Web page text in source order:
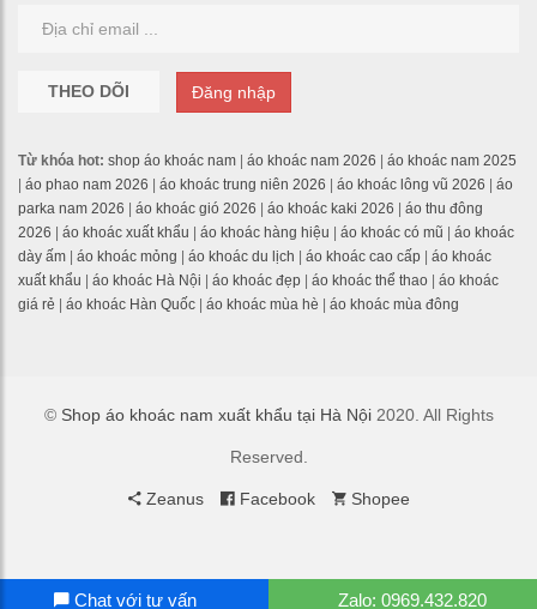
THEO DÕI Đăng nhập
Từ khóa hot: shop áo khoác nam áo khoác nam 2026
áo khoác nam 2025
áo phao nam 2026 áo khoác trung niên 2026 áo khoác lông vũ 2026
áo
parka nam 2026
áo khoác gió 2026 áo khoác kaki 2026
áo thu đông
2026
áo khoác xuất khẩu áo khoác hàng hiệu áo khoác có mũ
áo khoác
dày ấm
áo khoác mỏng áo khoác du lịch áo khoác cao cấp
áo khoác
xuất khẩu
áo khoác Hà Nội áo khoác đẹp áo khoác thể thao
áo khoác
giá rẻ
áo khoác Hàn Quốc áo khoác mùa hè áo khoác mùa đông
© Shop áo khoác nam xuất khẩu tại Hà Nội2020. All Rights
Reserved.
Zeanus Facebook Shopee
Chat với tư vấn Zalo: 0969.432.820